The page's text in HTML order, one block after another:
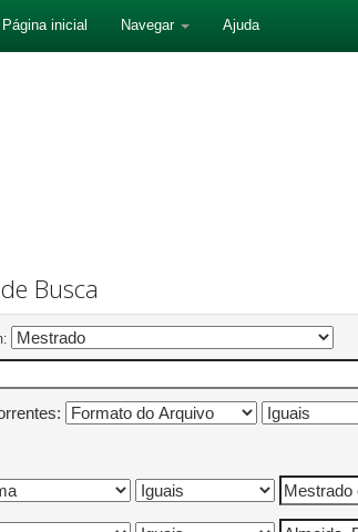
inicial Navegar Ajuda
Busca